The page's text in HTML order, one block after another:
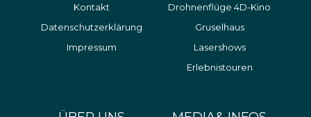
Kontakt
Datenschutzerklärung
Impressum
Drohnenflüge 4D-Kino
Gruselhaus
Lasershows
Erlebnistouren